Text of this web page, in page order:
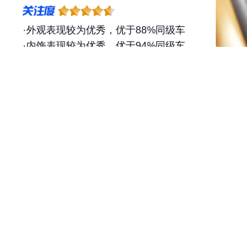
·外观表现较为优秀，优于88%同级车
·内饰表现较为优秀，优于94%同级车